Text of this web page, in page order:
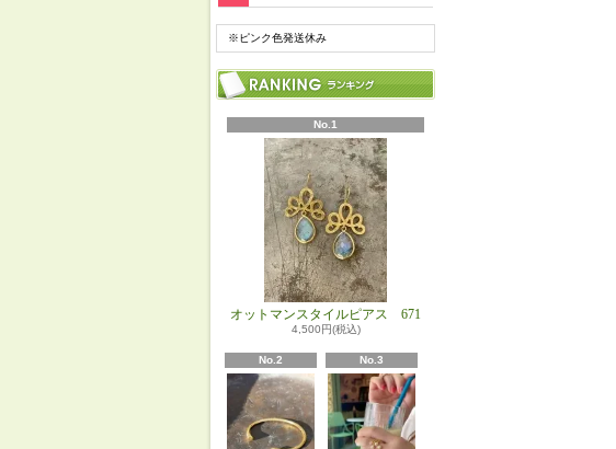
※ピンク色発送休み
No.1
オットマンスタイルピアス 671
4,500円(税込)
No.2 No.3